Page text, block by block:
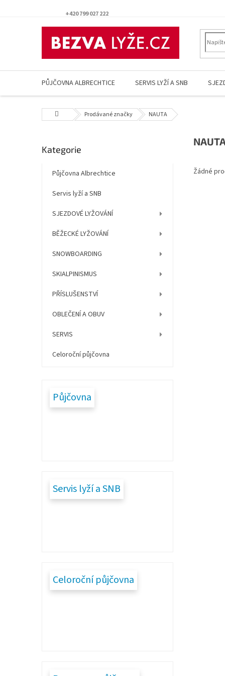
+420 799 027 222
PŮJČOVNA ALBRECHTICE SERVIS LYŽÍ A SNB
Domů Prodávané značky NAUTA
o
Přeskočit
Kategorie
Půjčovna Albrechtice
Servis lyží a SNB
SJEZDOVÉ LYŽOVÁNÍ
BĚŽECKÉ LYŽOVÁNÍ
SNOWBOARDING
SKIALPINISMUS
PŘÍSLUŠENSTVÍ
OBLEČENÍ A OBUV
SERVIS
Celoroční půjčovna
Půjčovna
Servis lyží a SNB
Celoroční půjčovna
Žádné